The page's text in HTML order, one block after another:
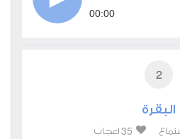
00:00
2
البقرة
35 اعجاب